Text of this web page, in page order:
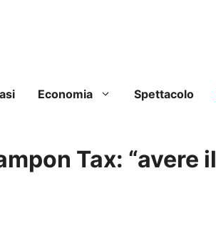
Economia Spettacolo
Tax: “avere il